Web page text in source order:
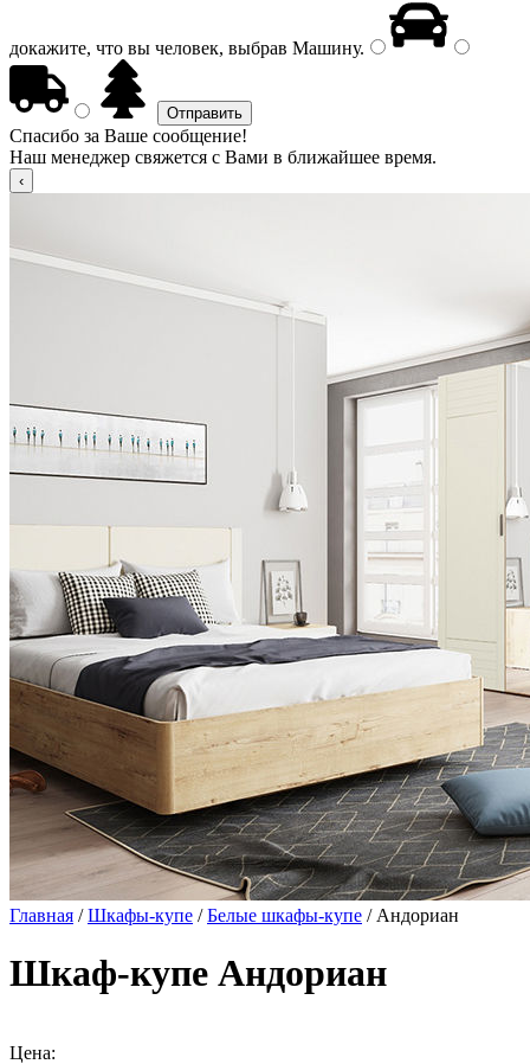
докажите, что вы человек, выбрав Машину.
Спасибо за Ваше сообщение!
Наш менеджер свяжется с Вами в ближайшее время.
Главная /Шкафы-купе /Белые шкафы-купе / Андориан
Шкаф-купе Андориан
Цена: